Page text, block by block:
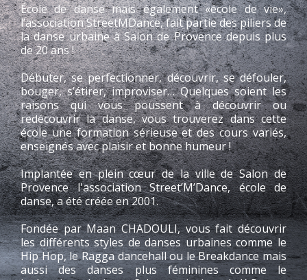
École de danse mais également «école de vie»,
l’association StreetMDance, fait partie des piliers de
la danse urbaine à Salon de Provence depuis plus
de 20 ans !
Débuter, se perfectionner, découvrir, se défouler,
bouger, s’étirer, improviser… Quelques soient les
raisons qui vous poussent à découvrir ou
redécouvrir la danse, vous trouverez dans cette
école une formation sérieuse et des cours variés,
enseignés avec plaisir et bonne humeur !
Implantée en plein cœur de la ville de Salon de
Provence l'association Street’M’Dance, école de
danse, a été créée en 2001.
Fondée par Maan CHADOULI, vous fait découvrir
les différents styles de danses urbaines comme le
Hip Hop, le Ragga dancehall ou le Breakdance mais
aussi des danses plus féminines comme le